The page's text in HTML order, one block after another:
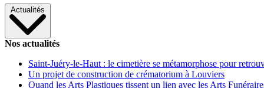
Actualités
Nos actualités
Saint-Juéry-le-Haut : le cimetière se métamorphose pour
Un projet de construction de crématorium à Louviers
Quand les Arts Plastiques tissent un lien avec les Arts